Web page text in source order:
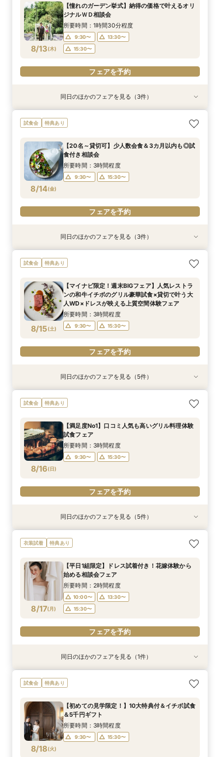
8/12(水)
10:00〜
13:30〜
15:30〜
フェアを予約
8/12(水)
9:30〜
13:30〜
15:30〜
フェアを予約
8/12(水)
10:00〜
13:30〜
15:30〜
フェアを予約
8/13(木)
【憧れのガーデン挙式】納得の価格で叶えるオリ
ジナルＷＤ相談会
所要時間：1時間30分程度
9:30〜
13:30〜
15:30〜
フェアを予約
特典あり
8/13( 木)
【初めての見学限定！】10大特典付＆イチボ試食
＆5千円ギフト
9:30〜
特典あり
8/13( 木)
【平日1組限定】ドレス試着付き！花嫁体験から
始める相談会フェア
10:00〜
15:30〜
特典あり
8/13( 木)
【20名～貸切可】少人数会食＆3カ月以内も◎試
食付き相談会
9:30〜
同日のほかのフェアを見る（3件）
試食会 特典あり
8/14(金)
【20名～貸切可】少人数会食＆3カ月以内も◎試
食付き相談会
所要時間：3時間程度
9:30〜 15:30〜
フェアを予約
特典あり
8/14(金)
【平日1組限定】ドレス試着付き！花嫁体験から
始める相談会フェア
10:00〜
13:30〜
15:30〜
フェアを予約
8/14(金)
【憧れのガーデン挙式】納得の価格で叶えるオリ
ジナルＷＤ相談会
9:30〜
13:30〜
15:30〜
フェアを予約
特典あり
8/14(金)
【1.5次会におすすめ！】豪華試食+見積+相談を
１日で完結！
9:30〜 15:30〜
フェアを予約
同日のほかのフェアを見る（3件）
試食会 特典あり
8/15(土)
【マイナビ限定！週末BIGフェア】人気レストラ
ンの和牛イチボのグリル豪華試食×貸切で叶う大
人WD×ドレスが映える上質空間体験フェア
所要時間：3時間程度
9:30〜 15:30〜
フェアを予約
特典あり
8/15(土)
【初めての見学限定！】10大特典付＆イチボ試食
＆5千円ギフト
9:30〜
特典あり
8/15(土)
【1.5次会におすすめ！】豪華試食+見積+相談を
１日で完結！
9:30〜
8/15(土)
【60分クイック相談会】結婚式準備が丸わか
り！試食チケット付
10:00〜
15:30〜
特典あり
8/15(土)
【20名～貸切可】少人数会食＆3カ月以内も◎試
食付き相談会
9:30〜
特典あり
8/15(土)
【満足度No1】口コミ人気も高いグリル料理体験
試食フェア
9:30〜
同日のほかのフェアを見る（5件）
試食会 特典あり
8/16(日)
【満足度No1】口コミ人気も高いグリル料理体験
試食フェア
所要時間：3時間程度
9:30〜 15:30〜
フェアを予約
特典あり
8/16(
【初めての見学限定！】10大特典付＆イチボ試食
＆5千円ギフト
9:30〜 15:30〜
フェアを予約
8/16(
【憧れのガーデン挙式】納得の価格で叶えるオリ
ジナルＷＤ相談会
9:30〜
13:30〜
15:30〜
フェアを予約
特典あり
8/16(
【1.5次会におすすめ！】豪華試食+見積+相談を
１日で完結！
9:30〜 15:30〜
フェアを予約
8/16(
【60分クイック相談会】結婚式準備が丸わか
り！試食チケット付
10:00〜
13:30〜
15:30〜
フェアを予約
特典あり
8/16(
【20名～貸切可】少人数会食＆3カ月以内も◎試
食付き相談会
9:30〜 15:30〜
フェアを予約
同日のほかのフェアを見る（5件）
衣装試着 特典あり
8/17(月)
【平日1組限定】ドレス試着付き！花嫁体験から
始める相談会フェア
所要時間：2時間程度
10:00〜
13:30〜
15:30〜
フェアを予約
8/17
【60分クイック相談会】結婚式準備が丸わか
り！試食チケット付
10:00〜
15:30〜
同日のほかのフェアを見る（1件）
試食会 特典あり
8/18(火)
【初めての見学限定！】10大特典付＆イチボ試食
＆5千円ギフト
所要時間：3時間程度
9:30〜 15:30〜